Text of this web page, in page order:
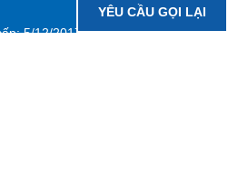
Thành Sen, tỉnh Hà Tĩnh
YÊU CẦU GỌI LẠI